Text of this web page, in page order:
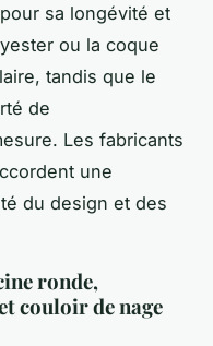
sa longévité et
ou la coque
tandis que le
de
Les fabricants
une
du design et des
ronde,
couloir de nage